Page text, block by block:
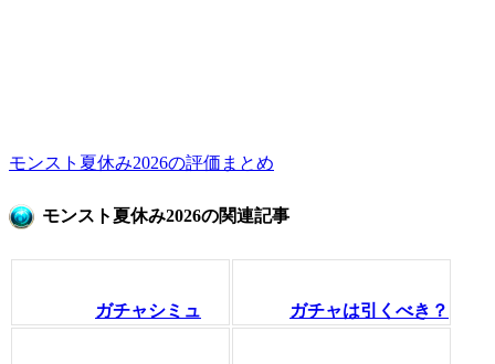
モンスト夏休み2026の評価まとめ
モンスト夏休み2026の関連記事
ガチャシミュ ガチャは引くべき？